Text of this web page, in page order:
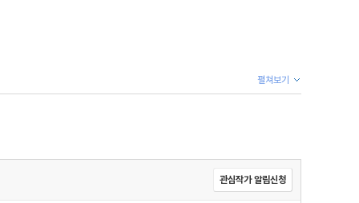
펼쳐보기
관심작가 알림신청